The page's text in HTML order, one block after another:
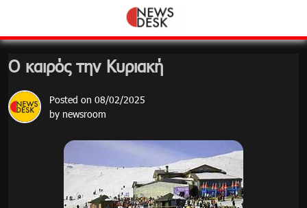
content
Ο καιρός την Κυριακή
Posted on 08/02/2025
by newsroom